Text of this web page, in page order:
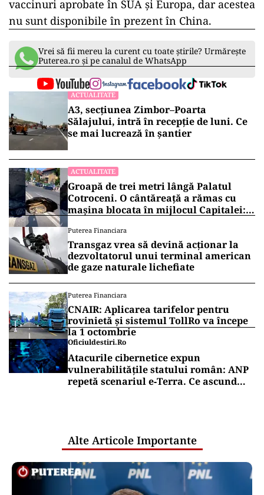
vaccinuri aprobate în SUA și Europa, dar acestea
nu sunt disponibile în prezent în China.
Vrei să fii mereu la curent cu toate știrile? Urmărește
Puterea.ro și pe canalul de WhatsApp
ACTUALITATE
A3, secțiunea Zimbor–Poarta
Sălajului, intră în recepție de luni. Ce
se mai lucrează în șantier
ACTUALITATE
Groapă de trei metri lângă Palatul
Cotroceni. O cântăreață a rămas cu
mașina blocata în mijlocul Capitalei:
Puterea Financiara
Transgaz vrea să devină acționar la
dezvoltatorul unui terminal american
de gaze naturale lichefiate
Puterea Financiara
CNAIR: Aplicarea tarifelor pentru
rovinietă și sistemul TollRo va începe
la 1 octombrie
Oficiuldestiri.ro
Atacurile cibernetice expun
vulnerabilitățile statului român: ANP
repetă scenariul e‑Terra. Ce ascund
Alte Articole Importante